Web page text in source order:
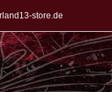
store.de